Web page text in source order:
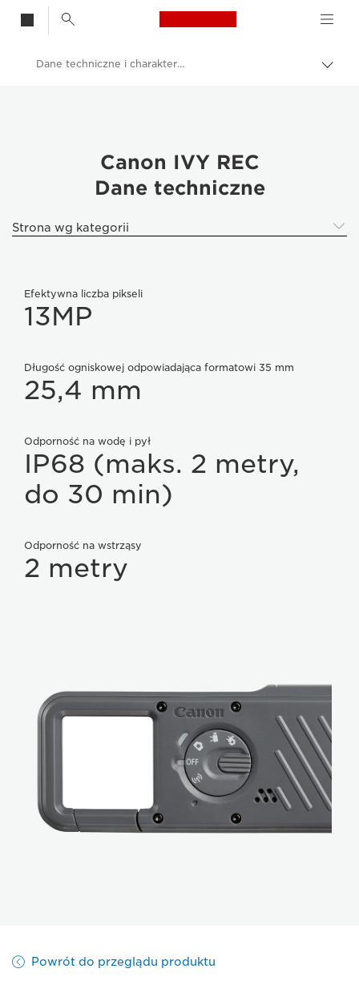
Canon Logo, back
Łatwe w obsłudze aparaty
Canon IVY REC – kamery
Dane techniczne i charakterystyka – Canon PowerShot G1 X Mark III
Canon IVY REC
Dane techniczne
Strona wg kategorii
Efektywna liczba pikseli
13MP
Długość ogniskowej odpowiadająca formatowi 35 mm
25,4 mm
Odporność na wodę i pył
IP68 (maks. 2 metry,
do 30 min)
Odporność na wstrząsy
2 metry
Powrót do przeglądu produktu